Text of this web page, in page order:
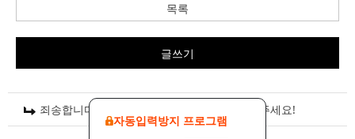
자동입력방지 프로그램
목록
글쓰기
죄송합니다 / 환불계좌 카톡이나 문자로 남겨주세요!